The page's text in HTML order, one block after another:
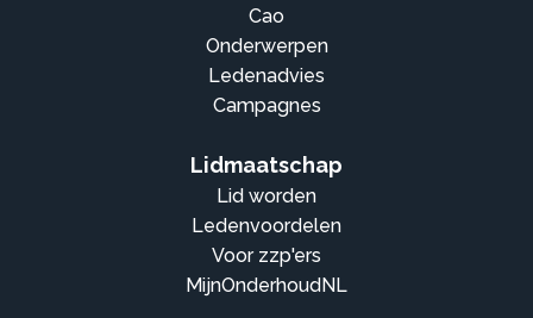
Cao
Onderwerpen
Ledenadvies
Campagnes
Lidmaatschap
Lid worden
Ledenvoordelen
Voor zzp'ers
MijnOnderhoudNL